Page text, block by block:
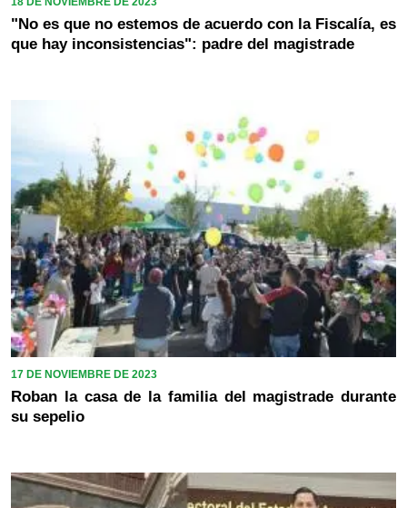
"No es que no estemos de acuerdo con la Fiscalía, es
que hay inconsistencias": padre del magistrade
17 DE NOVIEMBRE DE 2023
Roban la casa de la familia del magistrade durante
su sepelio